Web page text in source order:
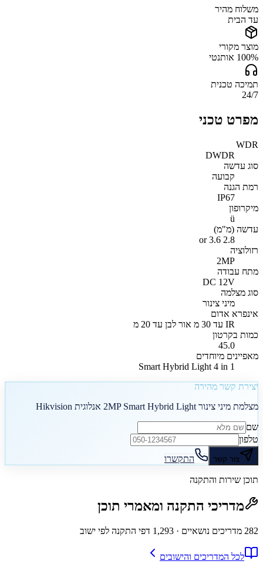
משלוח מהיר
עד הבית
מוצר מקורי
100% אותנטי
תמיכה טכנית
24/7
מפרט טכני
WDR
DWDR
סוג עדשה
קבועה
רמת הגנה
IP67
מיקרופון
ü
עדשה (מ"מ)
2.8 or 3.6
רזולוציה
2MP
מתח עבודה
DC 12V
סוג מצלמה
מיני צינור
אינפרא אדום
IR עד 30 מ אור לבן עד 20 מ
כמות בקרטון
45.0
מאפיינים מיוחדים
Smart Hybrid Light 4 in 1
יצירת קשר מהירה
מצלמת מיני צינור 2MP Smart Hybrid Light אנלוגית Hikvision
שם
טלפון
צור קשר התקשרו
תוכן שירות והתקנה
מדריכי התקנה ומאמרי תוכן
282 מדריכים נושאיים · 1,293 דפי התקנה לפי ישוב
לכל המדריכים והישובים